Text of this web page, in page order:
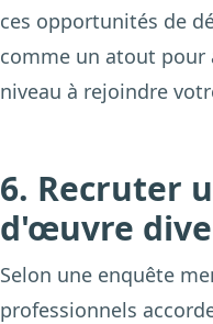
ces opportunités de
comme un atout
niveau à rejoindre
6. Recruter
d'œuvre
Selon une enquête
professionnels